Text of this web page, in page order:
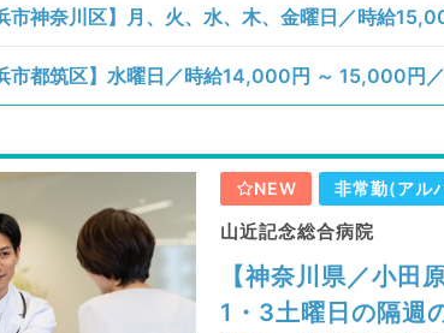
市神奈川区】月、火、水、木、金曜日／時給
市都筑区】水曜日／時給14,000円 ～ 15,000円
NEW 非常勤(アル
山近記念総合病院
【神奈川県／小
1・3土曜日の隔週